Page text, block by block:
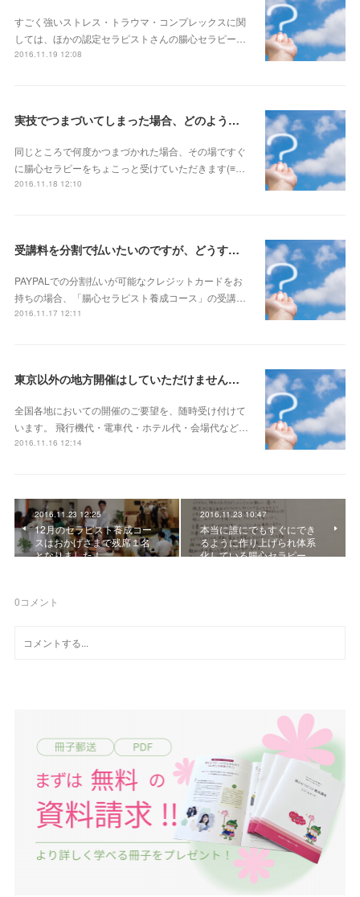
すごく強いストレス・トラウマ・コンプレックスに関
しては、ほかの認定セラピストさんの腸心セラピー…
2016.11.19 12:08
実技でつまづいてしまった場合、どのようなフォローをしていただけるのでしょうか？
同じところで何度かつまづかれた場合、その場ですぐ
に腸心セラピーをちょこっと受けていただきます(≡…
2016.11.18 12:10
受講料を分割で払いたいのですが、どうすればいいですか？
PAYPALでの分割払いが可能なクレジットカードをお
持ちの場合、「腸心セラピスト養成コース」の受講…
2016.11.17 12:11
東京以外の地方開催はしていただけませんか？
全国各地においての開催のご要望を、随時受け付けて
います。 飛行機代・電車代・ホテル代・会場代など…
2016.11.16 12:14
2016.11.23 12:25
12月のセラピスト養成コー
スはおかげさまで残席１名
となりました！
2016.11.23 10:47
本当に誰にでもすぐにでき
るように作り上げられ体系
化している腸心セラピー…
0コメント